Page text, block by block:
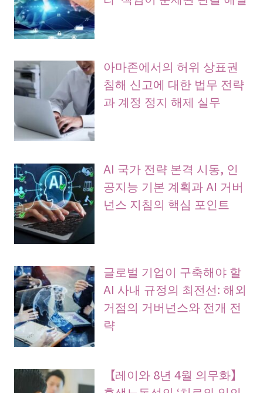
아마존에서의 허위 상표권
침해 신고에 대한 법무 전략
과 계정 정지 해제 실무
AI 국가 전략 본격 시동, 인
공지능 기본 계획과 AI 거버
넌스 지침의 핵심 포인트
글로벌 기업이 구축해야 할
AI 사내 규정의 최전선: 해외
거점의 거버넌스와 전개 전
략
【레이와 8년 4월 의무화】